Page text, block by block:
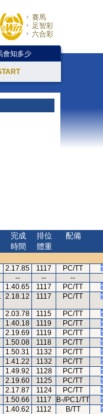
賽馬
足智彩
六合彩
會知多少
完成
時間
排位
體重
配備
2.17.85 1117
PC/TT
-- -- --
1.40.65 1117
PC/TT
2.18.12 1117 PC/TT
2.03.78 1115
PC/TT
1.40.18 1119
PC/TT
2.19.69 1119
PC/TT
1.50.08 1118
PC/TT
1.50.31 1132
PC/TT
1.41.22 1132
PC/TT
1.49.92 1128
PC/TT
2.19.60 1125
PC/TT
2.17.87 1124
PC/TT
1.50.66 1117
B-/PC1/TT
1.40.62 1112
B/TT